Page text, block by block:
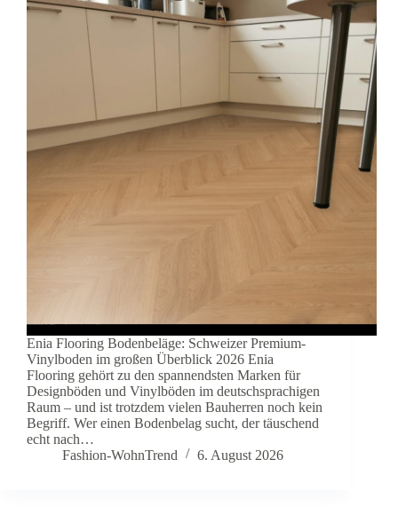
Enia Flooring Bodenbeläge: Schweizer Premium-
Vinylboden im großen Überblick 2026 Enia
Flooring gehört zu den spannendsten Marken für
Designböden und Vinylböden im deutschsprachigen
Raum – und ist trotzdem vielen Bauherren noch kein
Begriff. Wer einen Bodenbelag sucht, der täuschend
echt nach…
Fashion-WohnTrend
6. August 2026